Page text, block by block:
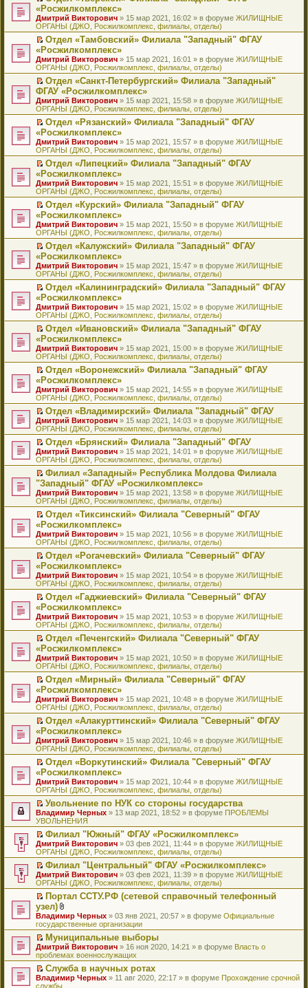
н
ю
о
б
щ
е
н
ю
н
м
у
с
о
б
щ
е
н
и
ю
ч
т
а
н
н
м
у
с
о
о
б
щ
е
н
ю
н
п
р
о
ч
т
а
н
н
о
м
у
с
о
б
щ
е
н
ю
р
о
м
у
н
п
р
о
ч
и
т
а
н
н
м
у
с
о
б
щ
е
н
ю
т
к
п
е
р
о
м
у
н
е
п
р
о
ч
т
а
н
н
м
у
с
о
б
щ
е
н
ю
П
р
е
й
т
к
п
е
р
в
о
м
у
н
п
р
о
ч
т
а
н
н
м
у
с
о
б
щ
е
н
ю
«Росжилкомплекс»
Дмитрий Викторович » 15 мар 2021, 16:02 » в форуме ЖИЛИЩНЫЕ
ОРГАНЫ (ДЖО, Росжилкомплекс, филиалы, отделы)
П
р
е
й
т
и
к
п
е
р
о
м
у
н
п
р
о
ч
т
а
н
н
м
у
с
о
б
щ
е
н
ю
Отдел «Тамбовский» Филиала "Западный" ФГАУ
«Росжилкомплекс»
Дмитрий Викторович » 15 мар 2021, 16:01 » в форуме ЖИЛИЩНЫЕ
ОРГАНЫ (ДЖО, Росжилкомплекс, филиалы, отделы)
П
е
р
е
й
т
к
п
е
р
о
м
у
н
п
р
о
ч
т
а
н
н
м
у
с
о
б
щ
е
н
ю
Отдел «Санкт-Петербургский» Филиала "Западный"
ФГАУ «Росжилкомплекс»
Дмитрий Викторович » 15 мар 2021, 15:58 » в форуме ЖИЛИЩНЫЕ
ОРГАНЫ (ДЖО, Росжилкомплекс, филиалы, отделы)
П
р
е
й
т
к
п
е
р
о
м
у
н
п
р
о
ч
т
а
н
н
м
у
с
о
б
щ
е
н
и
ю
Отдел «Рязанский» Филиала "Западный" ФГАУ
«Росжилкомплекс»
Дмитрий Викторович » 15 мар 2021, 15:57 » в форуме ЖИЛИЩНЫЕ
ОРГАНЫ (ДЖО, Росжилкомплекс, филиалы, отделы)
П
р
е
й
т
к
п
е
р
о
м
у
н
п
р
о
ч
т
а
н
н
м
у
с
о
о
б
щ
е
н
и
ю
Отдел «Липецкий» Филиала "Западный" ФГАУ
«Росжилкомплекс»
Дмитрий Викторович » 15 мар 2021, 15:51 » в форуме ЖИЛИЩНЫЕ
ОРГАНЫ (ДЖО, Росжилкомплекс, филиалы, отделы)
П
р
е
й
т
к
п
е
р
о
м
у
н
п
р
о
ч
т
а
н
н
о
м
у
с
о
о
б
щ
е
н
и
ю
Отдел «Курский» Филиала "Западный" ФГАУ
«Росжилкомплекс»
Дмитрий Викторович » 15 мар 2021, 15:50 » в форуме ЖИЛИЩНЫЕ
ОРГАНЫ (ДЖО, Росжилкомплекс, филиалы, отделы)
П
р
е
й
т
к
п
е
р
о
м
у
н
п
р
о
ч
и
т
а
н
н
о
м
у
с
о
о
б
щ
е
н
и
ю
Отдел «Калужский» Филиала "Западный" ФГАУ
«Росжилкомплекс»
Дмитрий Викторович » 15 мар 2021, 15:47 » в форуме ЖИЛИЩНЫЕ
ОРГАНЫ (ДЖО, Росжилкомплекс, филиалы, отделы)
П
р
е
й
т
к
п
е
р
о
м
у
н
е
п
р
о
ч
и
т
а
н
н
о
м
у
с
о
о
б
щ
е
н
и
ю
Отдел «Калининградский» Филиала "Западный" ФГАУ
«Росжилкомплекс»
Дмитрий Викторович » 15 мар 2021, 15:02 » в форуме ЖИЛИЩНЫЕ
ОРГАНЫ (ДЖО, Росжилкомплекс, филиалы, отделы)
П
р
е
й
т
к
п
е
р
в
о
м
у
н
е
п
р
о
ч
и
т
а
н
н
о
м
у
с
о
о
б
щ
е
н
и
ю
Отдел «Ивановский» Филиала "Западный" ФГАУ
«Росжилкомплекс»
Дмитрий Викторович » 15 мар 2021, 15:00 » в форуме ЖИЛИЩНЫЕ
ОРГАНЫ (ДЖО, Росжилкомплекс, филиалы, отделы)
П
р
е
й
т
и
к
п
е
р
в
о
м
у
н
е
п
р
о
ч
и
т
а
н
н
о
м
у
с
о
о
б
щ
е
н
и
ю
Отдел «Воронежский» Филиала "Западный" ФГАУ
«Росжилкомплекс»
Дмитрий Викторович » 15 мар 2021, 14:55 » в форуме ЖИЛИЩНЫЕ
ОРГАНЫ (ДЖО, Росжилкомплекс, филиалы, отделы)
П
е
р
е
й
т
и
к
п
е
р
в
о
м
у
н
е
п
р
о
ч
и
т
а
н
н
о
м
у
с
о
о
б
щ
е
н
и
ю
Отдел «Владимирский» Филиала "Западный" ФГАУ
Дмитрий Викторович » 15 мар 2021, 14:03 » в форуме ЖИЛИЩНЫЕ
ОРГАНЫ (ДЖО, Росжилкомплекс, филиалы, отделы)
П
е
р
е
й
т
и
к
п
е
р
в
о
м
у
н
е
п
р
о
ч
и
т
а
н
н
о
м
у
с
о
о
б
щ
е
н
и
ю
Отдел «Брянский» Филиала "Западный" ФГАУ
Дмитрий Викторович » 15 мар 2021, 14:01 » в форуме ЖИЛИЩНЫЕ
ОРГАНЫ (ДЖО, Росжилкомплекс, филиалы, отделы)
П
е
р
е
й
т
к
п
е
р
о
м
у
н
п
р
о
ч
т
а
н
н
м
у
с
о
б
щ
е
н
ю
Филиал «Западный» Республика Молдова Филиала
"Западный" ФГАУ «Росжилкомплекс»
Дмитрий Викторович » 15 мар 2021, 13:58 » в форуме ЖИЛИЩНЫЕ
ОРГАНЫ (ДЖО, Росжилкомплекс, филиалы, отделы)
П
р
е
й
т
к
п
е
р
о
м
у
н
п
р
о
ч
т
а
н
н
м
у
с
о
б
щ
е
н
и
ю
Отдел «Тиксинский» Филиала "Северный" ФГАУ
«Росжилкомплекс»
Дмитрий Викторович » 15 мар 2021, 10:56 » в форуме ЖИЛИЩНЫЕ
ОРГАНЫ (ДЖО, Росжилкомплекс, филиалы, отделы)
П
р
е
й
т
к
п
е
р
о
м
у
н
п
р
о
ч
т
а
н
н
м
у
с
о
о
б
щ
е
н
и
ю
Отдел «Рогачевский» Филиала "Северный" ФГАУ
«Росжилкомплекс»
Дмитрий Викторович » 15 мар 2021, 10:54 » в форуме ЖИЛИЩНЫЕ
ОРГАНЫ (ДЖО, Росжилкомплекс, филиалы, отделы)
П
р
е
й
т
к
п
е
р
о
м
у
н
п
р
о
ч
т
а
н
н
о
м
у
с
о
о
б
щ
е
н
и
ю
Отдел «Гаджиевский» Филиала "Северный" ФГАУ
«Росжилкомплекс»
Дмитрий Викторович » 15 мар 2021, 10:53 » в форуме ЖИЛИЩНЫЕ
ОРГАНЫ (ДЖО, Росжилкомплекс, филиалы, отделы)
П
р
е
й
т
к
п
е
р
о
м
у
н
п
р
о
ч
и
т
а
н
н
о
м
у
с
о
о
б
щ
е
н
и
ю
Отдел «Печенгский» Филиала "Северный" ФГАУ
«Росжилкомплекс»
Дмитрий Викторович » 15 мар 2021, 10:50 » в форуме ЖИЛИЩНЫЕ
ОРГАНЫ (ДЖО, Росжилкомплекс, филиалы, отделы)
П
р
е
й
т
к
п
е
р
о
м
у
н
е
п
р
о
ч
и
т
а
н
н
о
м
у
с
о
о
б
щ
е
н
и
Отдел «Мирный» Филиала "Северный" ФГАУ
«Росжилкомплекс»
Дмитрий Викторович » 15 мар 2021, 10:48 » в форуме ЖИЛИЩНЫЕ
ОРГАНЫ (ДЖО, Росжилкомплекс, филиалы, отделы)
П
р
е
й
т
к
п
е
р
в
о
м
у
н
е
п
р
о
ч
и
т
а
н
н
о
м
у
с
о
о
Отдел «Алакурттинский» Филиала "Северный" ФГАУ
«Росжилкомплекс»
Дмитрий Викторович » 15 мар 2021, 10:46 » в форуме ЖИЛИЩНЫЕ
ОРГАНЫ (ДЖО, Росжилкомплекс, филиалы, отделы)
П
р
е
й
т
и
к
п
е
р
в
о
м
у
н
е
п
р
о
ч
и
т
а
н
н
о
Отдел «Воркутинский» Филиала "Северный" ФГАУ
«Росжилкомплекс»
Дмитрий Викторович » 15 мар 2021, 10:44 » в форуме ЖИЛИЩНЫЕ
ОРГАНЫ (ДЖО, Росжилкомплекс, филиалы, отделы)
П
е
р
е
й
т
и
к
п
е
р
в
о
м
у
н
е
п
р
о
ч
и
Увольнение по НУК со стороны государства
Владимир Черных » 13 мар 2021, 18:52 » в форуме ПРОБЛЕМЫ
УВОЛЬНЕНИЯ
П
е
р
е
й
т
и
к
п
е
р
в
о
м
у
н
е
п
Филиал "Южный" ФГАУ «Росжилкомплекс»
Дмитрий Викторович » 03 фев 2021, 11:44 » в форуме ЖИЛИЩНЫЕ
ОРГАНЫ (ДЖО, Росжилкомплекс, филиалы, отделы)
П
е
р
й
т
и
к
п
е
р
в
о
м
Филиал "Центральный" ФГАУ «Росжилкомплекс»
Дмитрий Викторович » 03 фев 2021, 11:39 » в форуме ЖИЛИЩНЫЕ
ОРГАНЫ (ДЖО, Росжилкомплекс, филиалы, отделы)
П
е
р
е
й
т
и
к
п
е
р
Портал ССТУ.РФ (сетевой справочный телефонный
узел)
В
л
о
ж
е
н
и
я
Владимир Черных » 03 янв 2021, 20:57 » в форуме Официальные
государственные организации
П
е
р
е
й
т
Муниципальные выборы
Дмитрий Викторович » 16 ноя 2020, 14:21 » в форуме Власть о
проблемах военнослужащих
П
е
Служба в научных ротах
Владимир Черных » 11 авг 2020, 22:17 » в форуме Прохождение срочной
службы